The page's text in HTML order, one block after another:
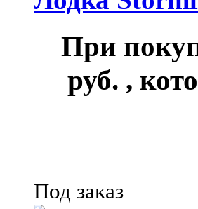
При
руб. ,
Под заказ